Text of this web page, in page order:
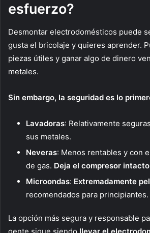
esfuerzo?
Desmontar electrodomésticos puede
gusta el bricolaje y quieres aprender.
piezas útiles y ganar algo de dinero
metales.
Sin embargo, la seguridad es lo
Lavadoras: Relativamente
sus metales.
Neveras: Menos rentables y con
de gas. Deja el compresor
Microondas: Extremadamente
recomendados para principiantes.
La opción más segura y responsable